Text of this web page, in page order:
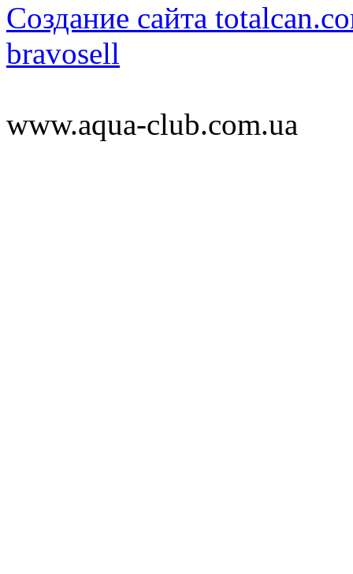
Создание сайта
bravosell
www.aqua-club.com.ua